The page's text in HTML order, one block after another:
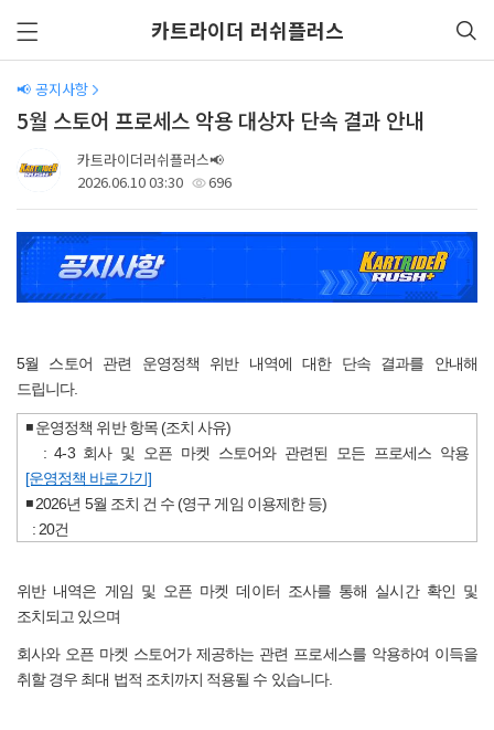
카트라이더 러쉬플러스
📢 공지사항
5월 스토어 프로세스 악용 대상자 단속 결과 안내
카트라이더러쉬플러스📢
2026.06.10 03:30
696
5월 스토어 관련 운영정책 위반 내역에 대한 단속 결과를 안내해
드립니다.
◾ 운영정책 위반 항목 (조치 사유)
: 4-3 회사 및 오픈 마켓 스토어와 관련된 모든 프로세스 악용
[운영정책 바로가기]
◾2026년 5월 조치 건 수 (영구 게임 이용제한 등)
: 20건
위반 내역은 게임 및 오픈 마켓 데이터 조사를 통해 실시간 확인 및
조치되고 있으며
회사와 오픈 마켓 스토어가 제공하는 관련 프로세스를 악용하여 이득을
취할 경우 최대 법적 조치까지 적용될 수 있습니다.